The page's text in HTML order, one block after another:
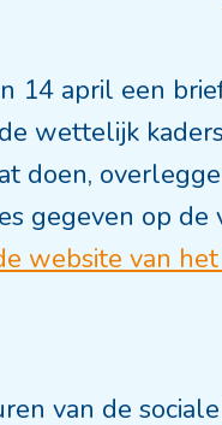
14 april een
wettelijk
doen,
gegeven op
website van
van de